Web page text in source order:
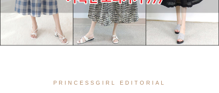
PRINCESSGIRL EDITORIAL